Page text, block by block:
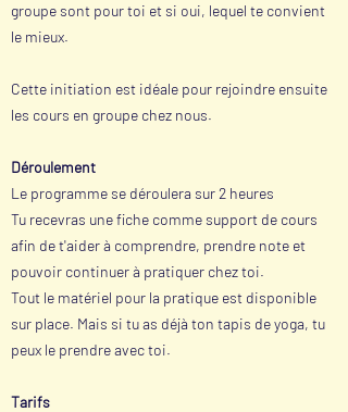
groupe sont pour toi et si oui, lequel te convient
le mieux.
Cette initiation est idéale pour rejoindre ensuite
les cours en groupe chez nous.
Déroulement
Le programme se déroulera sur 2 heures
Tu recevras une fiche comme support de cours
afin de t'aider à comprendre, prendre note et
pouvoir continuer à pratiquer chez toi.
Tout le matériel pour la pratique est disponible
sur place. Mais si tu as déjà ton tapis de yoga, tu
peux le prendre avec toi.
Tarifs